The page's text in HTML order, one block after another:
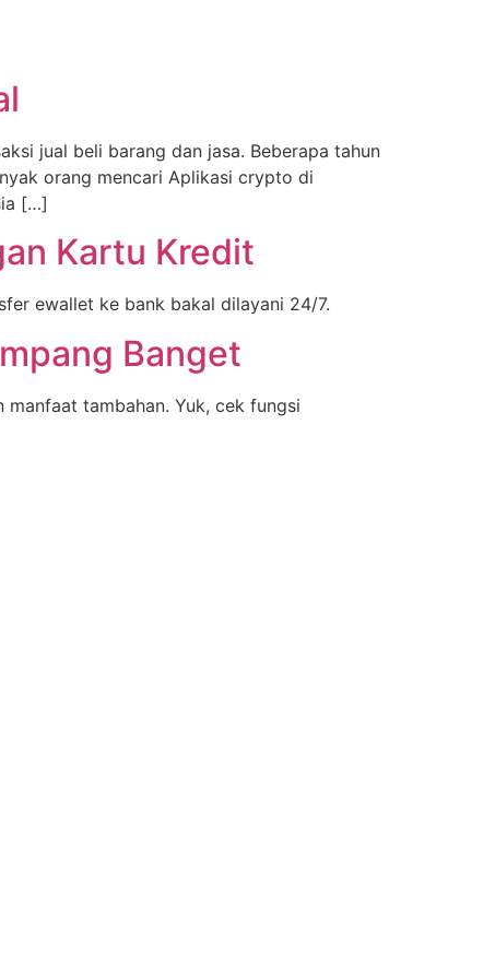
jual beli barang dan jasa. Beberapa tahun
orang mencari Aplikasi crypto di
[…]
Kartu Kredit
ewallet ke bank bakal dilayani 24/7.
Banget
tambahan. Yuk, cek fungsi